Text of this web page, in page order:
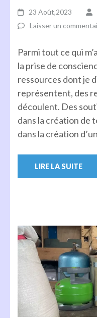
23 Août,2023
Laisser un
Parmi tout ce qui
la prise de
ressources dont je
représentent, des
découlent. Des
dans la création de
dans la création
LIRE LA SUITE